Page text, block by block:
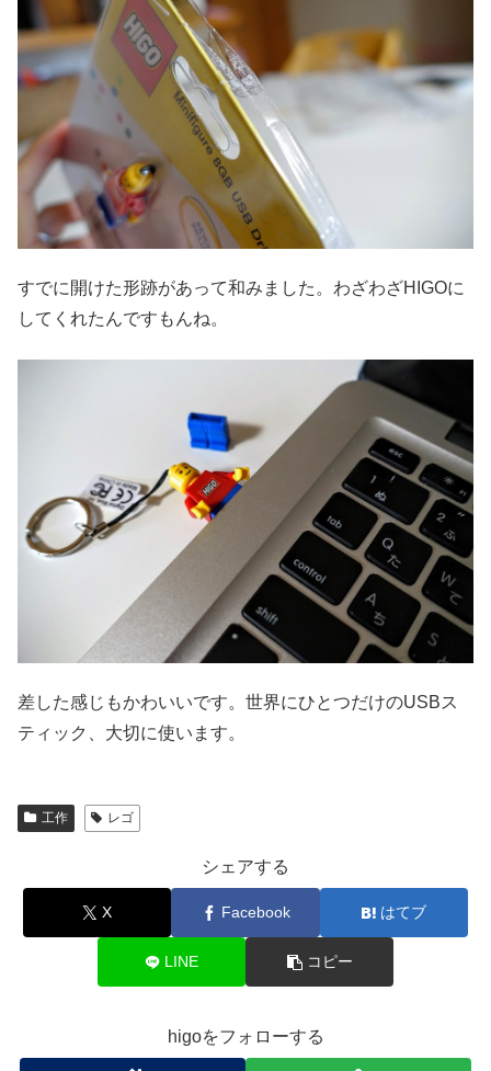
すでに開けた形跡があって和みました。わざわざHIGOに
してくれたんですもんね。
差した感じもかわいいです。世界にひとつだけのUSBス
ティック、大切に使います。
工作 レゴ
シェアする
X Facebook はてブ
LINE コピー
higoをフォローする